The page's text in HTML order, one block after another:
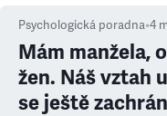
Psychologická poradna•4
Mám manžela,
žen. Náš vztah
se ještě